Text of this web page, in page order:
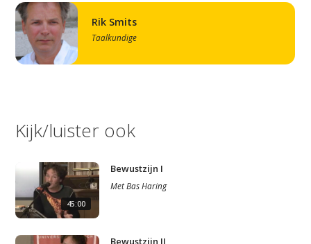
Rik Smits
Taalkundige
Kijk/luister ook
45:00
Bewustzijn I
MetBas Haring
Bewustzijn II